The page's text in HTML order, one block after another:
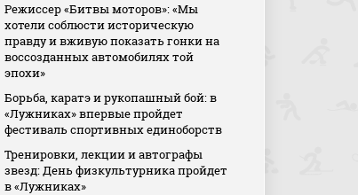
Режиссер «Битвы моторов»: «Мы
хотели соблюсти историческую
правду и вживую показать гонки на
воссозданных автомобилях той
эпохи»
Борьба, каратэ и рукопашный бой: в
«Лужниках» впервые пройдет
фестиваль спортивных единоборств
Тренировки, лекции и автографы
звезд: День физкультурника пройдет
в «Лужниках»